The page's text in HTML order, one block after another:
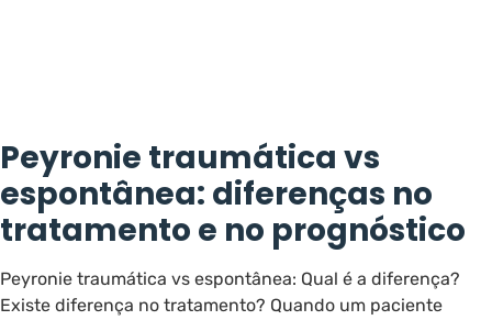
Peyronie traumática vs
espontânea: diferenças no
tratamento e no prognóstico
Peyronie traumática vs espontânea: Qual é a diferença?
Existe diferença no tratamento? Quando um paciente